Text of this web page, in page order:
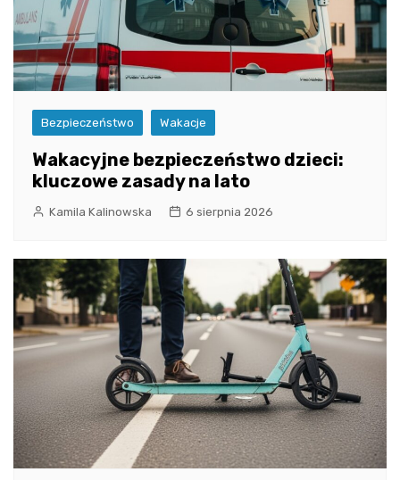
Bezpieczeństwo Wakacje
Wakacyjne bezpieczeństwo dzieci:
kluczowe zasady na lato
Kamila Kalinowska 6 sierpnia 2026